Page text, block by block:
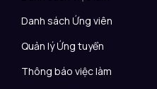
Danh sách Ứng viên
Quản lý Ứng tuyển
Thông báo việc làm